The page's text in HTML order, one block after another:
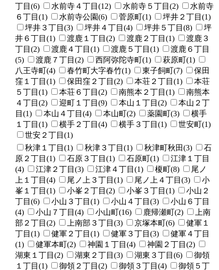
丁目(6)
水前寺４丁目(12) 水前寺５丁目(2)
水前寺
６丁目(1)
水前寺公園(6) 菅原町(1)
坪井２丁目(1)
坪井３丁目(3)
坪井４丁目(4) 坪井５丁目(8)
坪
井６丁目(1)
渡鹿１丁目(2) 渡鹿２丁目(1)
渡鹿３
丁目(2)
渡鹿４丁目(1) 渡鹿５丁目(1)
渡鹿６丁目
(5)
渡鹿７丁目(2) 西阿弥陀寺町(1)
萩原町(1)
八王寺町(4)
春竹町大字春竹(1) 東子飼町(7)
保田
窪１丁目(1)
保田窪２丁目(2) 本荘２丁目(1)
本荘
５丁目(1)
本荘６丁目(2) 南熊本２丁目(1)
南熊本
４丁目(2)
迎町１丁目(9) 本山１丁目(2)
本山２丁
目(1)
本山４丁目(4) 本山町(2) 薬園町(3)
横手
１丁目(1)
横手２丁目(4) 横手３丁目(1)
世安町(1)
世安２丁目(1)
秋津１丁目(1)
秋津３丁目(1) 秋津町秋田(3)
石
原２丁目(1)
石原３丁目(1) 石原町(1)
江津１丁目
(4)
江津２丁目(3) 江津４丁目(1) 榎町(8)
尾ノ
上１丁目(4)
尾ノ上３丁目(1) 尾ノ上４丁目(3)
小
峯１丁目(1)
小峯２丁目(2) 小峯３丁目(1)
小山２
丁目(6)
小山３丁目(1) 小山４丁目(3)
小山６丁目
(4)
小山７丁目(4) 小山町(16) 鹿帰瀬町(2)
上南
部２丁目(2)
上南部３丁目(3) 京塚本町(6)
健軍１
丁目(1)
健軍２丁目(1) 健軍３丁目(3)
健軍４丁目
(1)
健軍本町(2) 神園１丁目(4)
神園２丁目(2)
湖東１丁目(2)
湖東２丁目(3) 湖東３丁目(6)
御領
１丁目(1)
御領２丁目(2) 御領３丁目(4) 御領５丁